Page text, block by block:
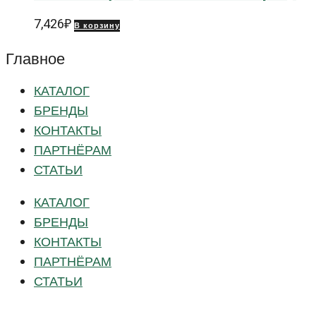
7,426₽ В корзину
Главное
КАТАЛОГ
БРЕНДЫ
КОНТАКТЫ
ПАРТНЁРАМ
СТАТЬИ
КАТАЛОГ
БРЕНДЫ
КОНТАКТЫ
ПАРТНЁРАМ
СТАТЬИ